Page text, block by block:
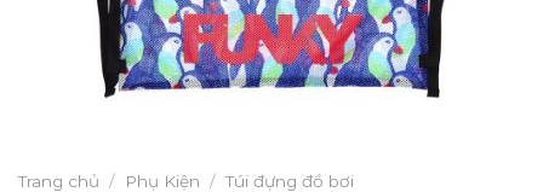
Trang chủ / Phụ Kiện / Túi đựng đồ bơi